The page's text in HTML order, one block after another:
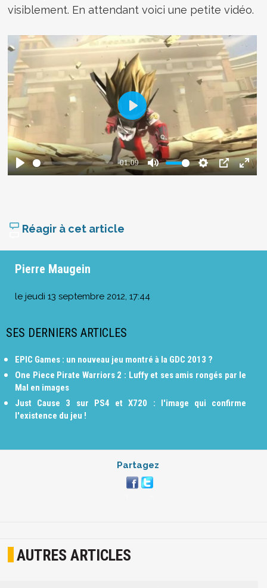
visiblement. En attendant voici une petite vidéo.
Réagir à cet article
Pierre Maugein
le jeudi 13 septembre 2012, 17:44
SES DERNIERS ARTICLES
EPIC Games : un nouveau jeu montré à la GDC 2013 ?
One Piece Pirate Warriors 2 : Luffy et ses amis rongés par le
Mal en images
Just Cause 3 sur PS4 et X720 : l'image qui confirme
l'existence du jeu !
Partagez
AUTRES ARTICLES